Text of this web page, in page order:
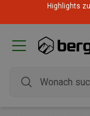
Highlights